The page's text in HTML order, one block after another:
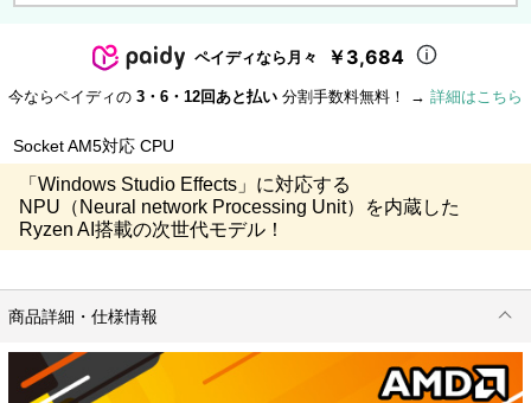
ペイディなら月々 ￥3,684
今ならペイディの 3・6・12回あと払い 分割手数料無料！ → 詳細はこちら
Socket AM5対応 CPU
「Windows Studio Effects」に対応する
NPU（Neural network Processing Unit）を内蔵した
Ryzen AI搭載の次世代モデル！
商品詳細・仕様情報